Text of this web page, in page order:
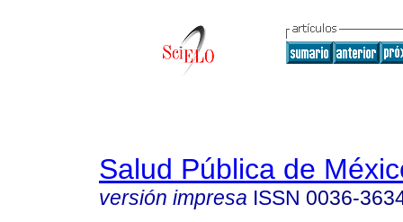
Salud Pública de
versión impresa ISSN 0036-